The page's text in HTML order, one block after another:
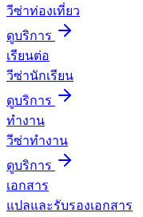
วีซ่าท่องเที่ยว
ดูบริการ
เรียนต่อ
วีซ่านักเรียน
ดูบริการ
ทำงาน
วีซ่าทำงาน
ดูบริการ
เอกสาร
แปลและรับรองเอกสาร